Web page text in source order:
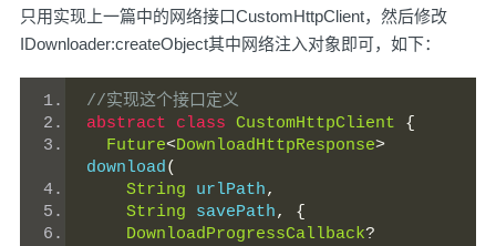
只用实现上一篇中的网络接口CustomHttpClient，然后修改
IDownloader:createObject其中网络注入对象即可，如下：
//实现这个接口定义
abstract
class CustomHttpClient
{
Future<DownloadHttpResponse>
download(
String urlPath,
String savePath,
{
DownloadProgressCallback?